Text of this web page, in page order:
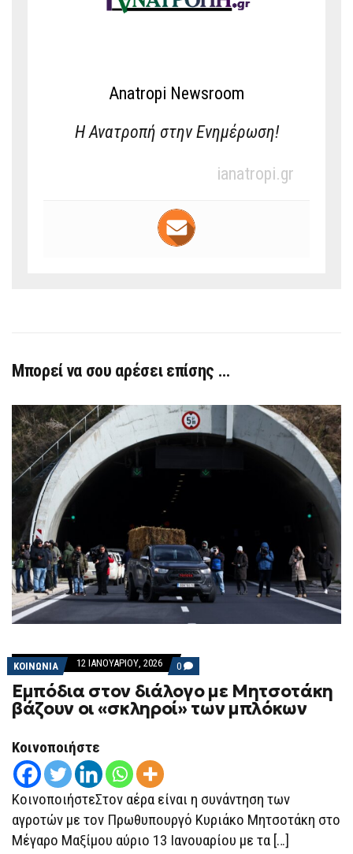
Anatropi Newsroom
Η Ανατροπή στην Ενημέρωση!
ianatropi.gr
Μπορεί να σου αρέσει επίσης …
ΚΟΙΝΩΝΙΑ 12 ΙΑΝΟΥΑΡΊΟΥ, 2026 0 COMMENTS
ON
ΕΜΠΌΔΙΑ
ΣΤΟΝ
ΔΙΆΛΟΓΟ
ΜΠΛΌΚΩΝ
Εμπόδια στον διάλογο με Μητσοτάκη
βάζουν οι «σκληροί» των μπλόκων
Κοινοποιήστε
ΚοινοποιήστεΣτον αέρα είναι η συνάντηση των
αγροτών με τον Πρωθυπουργό Κυριάκο Μητσοτάκη στο
Μέγαρο Μαξίμου αύριο 13 Ιανουαρίου με τα […]